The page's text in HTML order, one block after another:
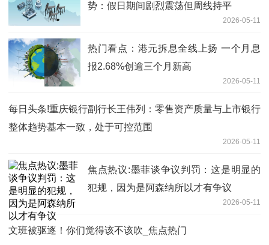
势：假日期间剧烈震荡但周线持平
2026-05-11
热门看点：港元拆息全线上扬 一个月息
报2.68%创逾三个月新高
2026-05-11
每日头条!重庆银行副行长王伟列：零售资产质量与上市银行
整体趋势基本一致，处于可控范围
2026-05-11
焦点热议:墨菲谈争议判罚：这是明显的
犯规，因为是阿森纳所以才有争议
2026-05-11
文班被驱逐！你们觉得该不该吹_焦点热门